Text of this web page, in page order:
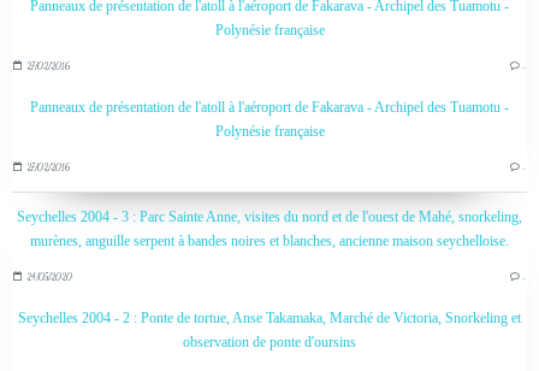
Panneaux de présentation de l'atoll à l'aéroport de Fakarava - Archipel des Tuamotu -
Polynésie française
27/02/2016 …
Panneaux de présentation de l'atoll à l'aéroport de Fakarava - Archipel des Tuamotu -
Polynésie française
27/02/2016 …
Seychelles 2004 - 3 : Parc Sainte Anne, visites du nord et de l'ouest de Mahé, snorkeling,
murènes, anguille serpent à bandes noires et blanches, ancienne maison seychelloise.
24/05/2020 …
Seychelles 2004 - 2 : Ponte de tortue, Anse Takamaka, Marché de Victoria, Snorkeling et
observation de ponte d'oursins